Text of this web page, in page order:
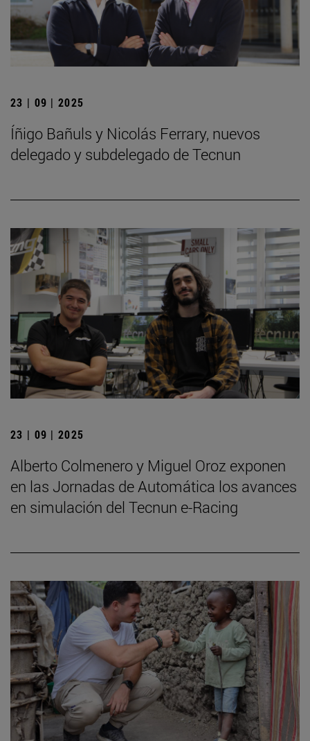
23 | 09 | 2025
Íñigo Bañuls y Nicolás Ferrary, nuevos
delegado y subdelegado de Tecnun
23 | 09 | 2025
Alberto Colmenero y Miguel Oroz exponen
en las Jornadas de Automática los avances
en simulación del Tecnun e-Racing